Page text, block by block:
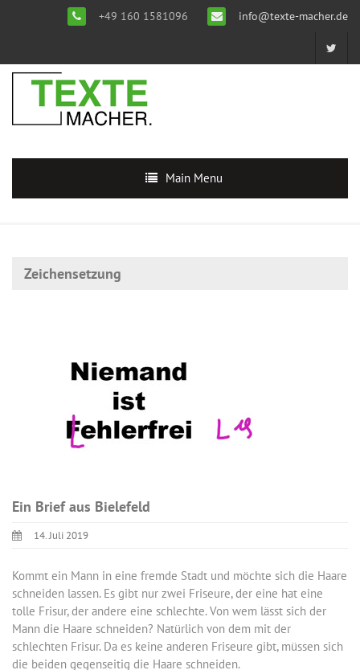
+49 160 1581096 info@texte-macher.de
Main Menu
Zeichensetzung
Ein Brief aus Bielefeld
14. Juli 2019
Kommt ein Mann in eine fremde Stadt und möchte sich die Haare
schneiden lassen. Es gibt nur zwei Friseure, der eine hat eine
tolle Frisur, der andere eine schlechte. Von wem lässt sich der
Mann die Haare schneiden? Natürlich von dem mit der
schlechten Frisur. Da es keine anderen Friseure gibt, müssen sich
die beiden gegenseitig die Haare schneiden.